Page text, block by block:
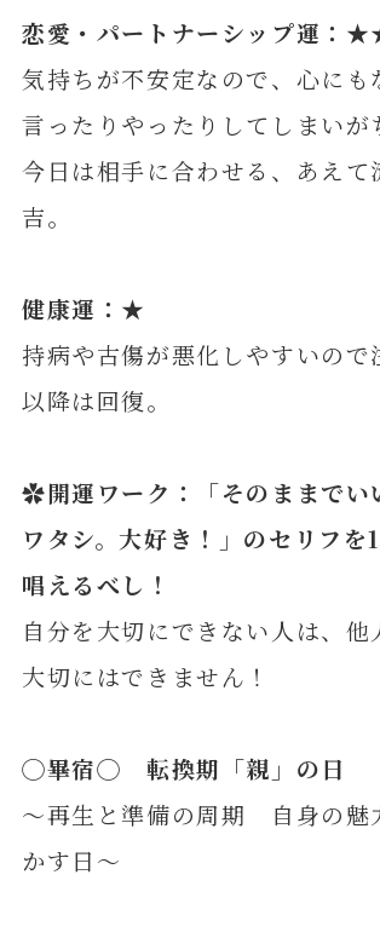
恋愛・パートナーシップ運：
気持ちが不安定なので、心にも
言ったりやったりしてしまいが
今日は相手に合わせる、あえて
吉。
健康運：★
持病や古傷が悪化しやすいので
以降は回復。
✿開運ワーク：「そのままでい
ワタシ。大好き！ 」のセリフを
唱えるべし！
自分を大切にできない人は、他
大切にはできません！
◯畢宿◯ 転換期「親」の日
～再生と準備の周期 自身の魅
かす日～